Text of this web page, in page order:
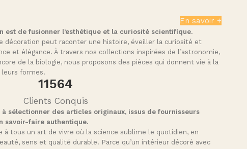
En savoir +
est de fusionner l’esthétique et la curiosité scientifique.
décoration peut raconter une histoire, éveiller la curiosité et
et élégance. À travers nos collections inspirées de l’astronomie,
de la biologie, nous proposons des pièces qui donnent vie à la
leurs formes.
11564
Clients Conquis
à sélectionner des articles originaux, issus de fournisseurs
savoir-faire authentique.
à tous un art de vivre où la science sublime le quotidien, en
sens et qualité durable. Parce qu’un intérieur décoré avec